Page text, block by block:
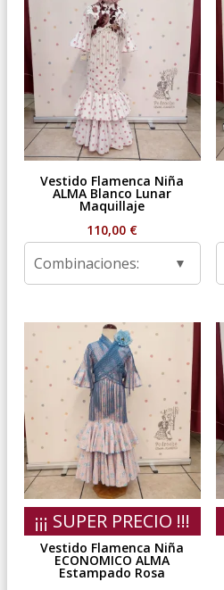
Vestido Flamenca Niña
ALMA Blanco Lunar
Maquillaje
110,00 €
Combinaciones:
¡¡¡ SUPER PRECIO !!!
Vestido Flamenca Niña
ECONOMICO ALMA
Estampado Rosa